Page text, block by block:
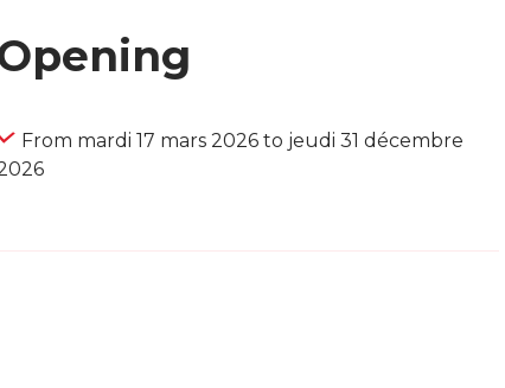
From mardi 17 mars 2026 to jeudi 31 décembre